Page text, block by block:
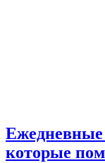
которые